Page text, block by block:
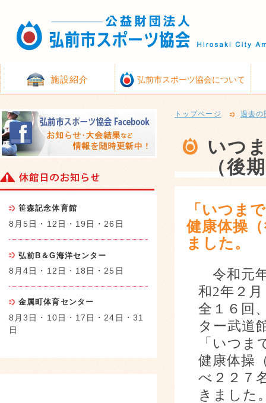
施設紹介 弘前市スポーツ協会について
トップページ 過去の
いつ
（後
「いつま
健康体操
ました。
令和元
和2年２
全１６回
ター武道
「いつま
健康体操
べ２２７
きました
笹森記念体育館
8月5日・12日・19日・26日
弘前B＆G海洋センター
8月4日・12日・18日・25日
金属町体育センター
8月3日・10日・17日・24日・31
日